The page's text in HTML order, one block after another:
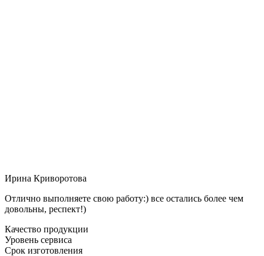
Ирина Криворотова
Отлично выполняете свою работу:) все остались более чем
довольны, респект!)
Качество продукции
Уровень сервиса
Срок изготовления